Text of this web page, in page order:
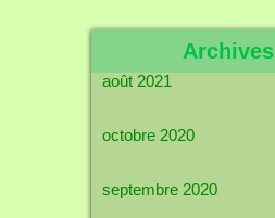
Archives
août 2021
octobre 2020
septembre 2020